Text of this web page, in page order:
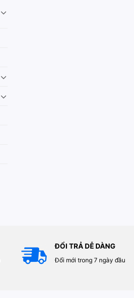
ĐỔI TRẢ DỄ DÀNG
Đổi mới trong 7 ngày đầu